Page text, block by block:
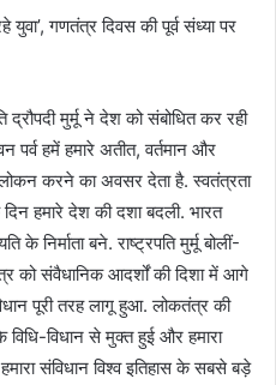
गणतंत्र दिवस की पूर्व संध्या पर
द्रौपदी मुर्मू ने देश को संबोधित कर रही
पर्व हमें हमारे अतीत, वर्तमान और
करने का अवसर देता है. स्वतंत्रता
हमारे देश की दशा बदली. भारत
के निर्माता बने. राष्ट्रपति मुर्मू बोलीं-
संवैधानिक आदर्शों की दिशा में आगे
पूरी तरह लागू हुआ. लोकतंत्र की
विधान से मुक्त हुई और हमारा
संविधान विश्व इतिहास के सबसे बड़े